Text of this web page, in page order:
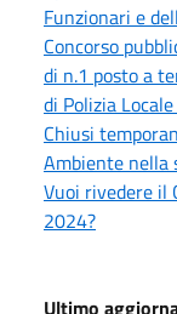
Funzionari e
Concorso
di n.1 posto a
di Polizia
Chiusi
Ambiente nella
Vuoi rivedere il
2024?
Ultimo